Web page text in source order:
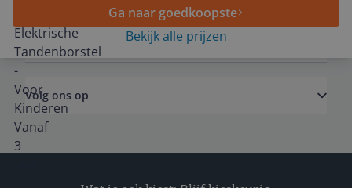
Ga naar goedkoopste
Bekijk alle prijzen
Zakelijk
Volg ons op